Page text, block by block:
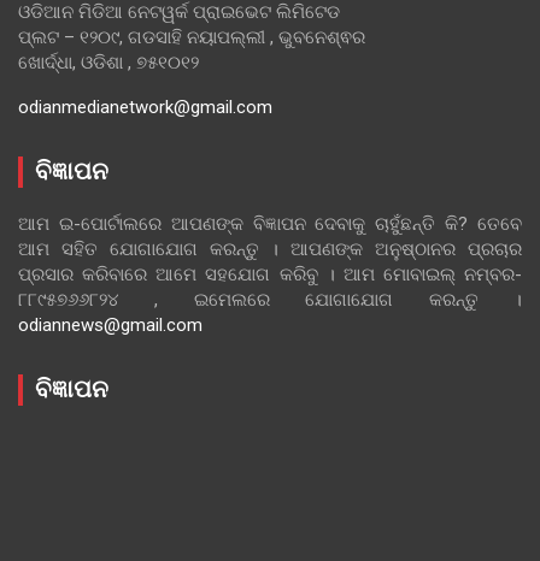
ଓଡିଆନ ମିଡିଆ ନେଟୱର୍କ ପ୍ରାଇଭେଟ ଲିମିଟେଡ
ପ୍ଲଟ – ୧୨୦୯, ଗଡସାହି ନୟାପଲ୍ଲୀ , ଭୁବନେଶ୍ଵର
ଖୋର୍ଦ୍ଧା, ଓଡିଶା , ୭୫୧୦୧୨
odianmedianetwork@gmail.com
ବିଜ୍ଞାପନ
ଆମ ଇ-ପୋର୍ଟାଲରେ ଆପଣଙ୍କ ବିଜ୍ଞାପନ ଦେବାକୁ ଚାହୁଁଛନ୍ତି କି? ତେବେ
ଆମ ସହିତ ଯୋଗାଯୋଗ କରନ୍ତୁ । ଆପଣଙ୍କ ଅନୁଷ୍ଠାନର ପ୍ରଚାର
ପ୍ରସାର କରିବାରେ ଆମେ ସହଯୋଗ କରିବୁ । ଆମ ମୋବାଇଲ୍ ନମ୍ବର-
୮୮୯୫୭୬୬୮୨୪ , ଇମେଲରେ ଯୋଗାଯୋଗ କରନ୍ତୁ ।
odiannews@gmail.com
ବିଜ୍ଞାପନ